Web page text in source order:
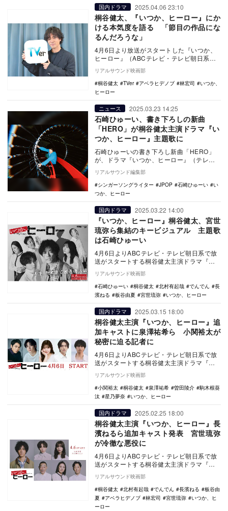
国内ドラマ 2025.04.06 23:10
桐谷健太、『いつか、ヒーロー』にか
ける本気度を語る 「節目の作品にな
るんだろうな」
4月6日より放送がスタートした『いつか、
ヒーロー』（ABCテレビ・テレビ朝日系）
で主演を務める桐谷健太のインタビューコ
メントが公…
リアルサウンド映画部
桐谷健太
TVer アベラヒデノブ 林宏司
いつか、
ヒーロー
ニュース 2025.03.23 14:25
石崎ひゅーい、書き下ろしの新曲
「HERO」が桐谷健太主演ドラマ『い
つか、ヒーロー』主題歌に
石崎ひゅーいの書き下ろし新曲「HERO」
が、ドラマ『いつか、ヒーロー』（テレビ
朝日系）の主題歌に決定した。 楽曲は、
桐谷健太…
リアルサウンド編集部
シンガーソングライター
JPOP 石崎ひゅーい
い
つか、ヒーロー
国内ドラマ 2025.03.22 14:00
『いつか、ヒーロー』桐谷健太、宮世
琉弥ら集結のキービジュアル 主題歌
は石崎ひゅーい
4月6日よりABCテレビ・テレビ朝日系で放
送がスタートする桐谷健太主演ドラマ『い
つか、ヒーロー』の主題歌を石崎ひゅーい
が担当する…
リアルサウンド映画部
石崎ひゅーい
桐谷健太 北村有起哉 でんでん
長
濱ねる
板谷由夏 宮世琉弥 いつか、ヒーロー
国内ドラマ 2025.03.15 18:00
桐谷健太主演『いつか、ヒーロー』追
加キャストに泉澤祐希ら 小関裕太が
秘密に迫る記者に
4月6日よりABCテレビ・テレビ朝日系で放
送がスタートする桐谷健太主演ドラマ『い
つか、ヒーロー』の追加キャストとして、
泉澤祐希、…
リアルサウンド映画部
小関裕太
桐谷健太 泉澤祐希 曽田陵介
駒木根葵
汰
星乃夢奈 いつか、ヒーロー
国内ドラマ 2025.02.25 18:00
桐谷健太主演『いつか、ヒーロー』長
濱ねるら追加キャスト発表 宮世琉弥
が冷徹な悪役に
4月6日よりABCテレビ・テレビ朝日系で放
送がスタートする桐谷健太主演ドラマ『い
つか、ヒーロー』の追加キャストとして、
宮世琉弥、…
リアルサウンド映画部
桐谷健太
北村有起哉 でんでん 長濱ねる
板谷由
夏
アベラヒデノブ 林宏司 宮世琉弥
いつか、ヒ
ーロー